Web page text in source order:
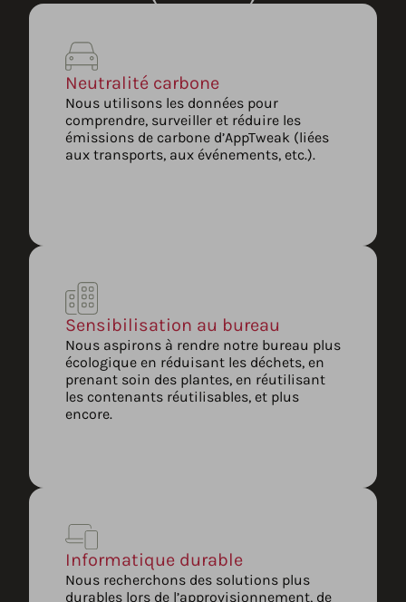
Neutralité carbone
Nous utilisons les données pour
comprendre, surveiller et réduire les
émissions de carbone d’AppTweak (liées
aux transports, aux événements, etc.).
Sensibilisation au bureau
Nous aspirons à rendre notre bureau plus
écologique en réduisant les déchets, en
prenant soin des plantes, en réutilisant
les contenants réutilisables, et plus
encore.
Informatique durable
Nous recherchons des solutions plus
durables lors de l’approvisionnement, de